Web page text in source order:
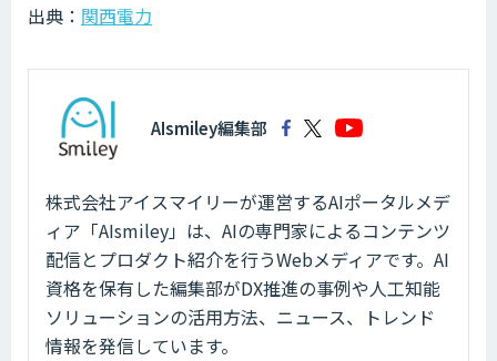
出典： 関西電力
AIsmiley編集部
株式会社アイスマイリーが運営するAIポータルメデ
ィア「AIsmiley」は、AIの専門家によるコンテンツ
配信とプロダクト紹介を行うWebメディアです。AI
資格を保有した編集部がDX推進の事例や人工知能
ソリューションの活用方法、ニュース、トレンド
情報を発信しています。